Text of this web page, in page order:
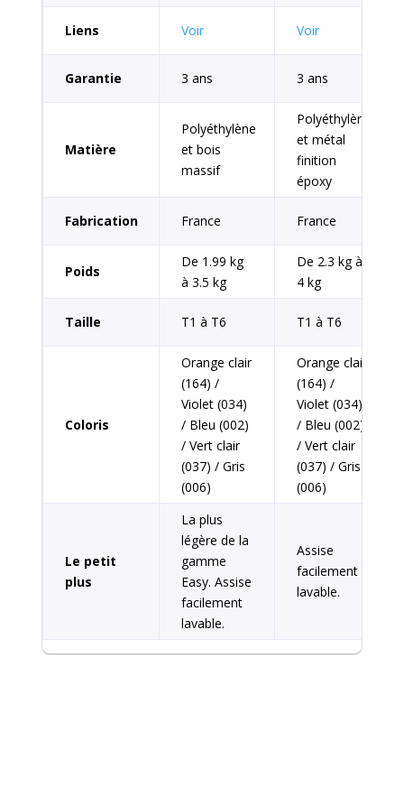
Liens Voir Voir
Garantie 3 ans 3 ans
Matière
Polyéthylène
et bois
massif
Polyéthylène
et métal
finition
époxy
Fabrication France France
Poids
De 1.99 kg
à 3.5 kg
De 2.3 kg à
4 kg
Taille T1 à T6 T1 à T6
Coloris
Orange clair
(164) /
Violet (034)
/ Bleu (002)
/ Vert clair
(037) / Gris
(006)
Orange clair
(164) /
Violet (034)
/ Bleu (002)
/ Vert clair
(037) / Gris
(006)
Le petit
plus
La plus
légère de la
gamme
Easy. Assise
facilement
lavable.
Assise
facilement
lavable.